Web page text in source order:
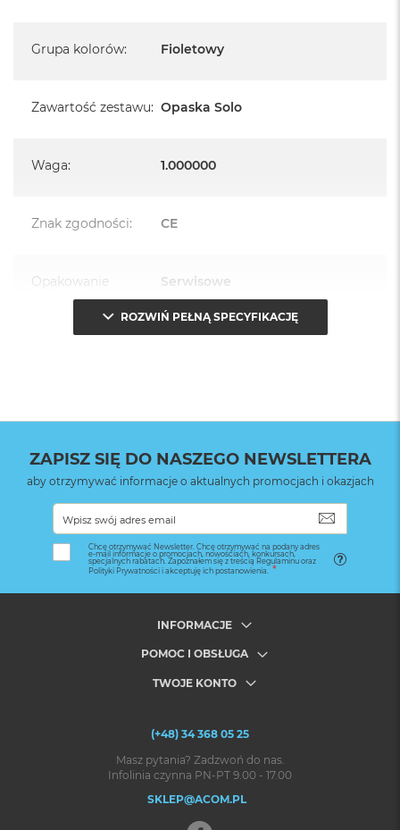
Grupa kolorów: Fioletowy
Zawartość zestawu: Opaska Solo
Waga: 1.000000
Znak zgodności: CE
Opakowanie
(pudełko):
Serwisowe
ROZWIŃ PEŁNĄ SPECYFIKACJĘ
ZAPISZ SIĘ DO NASZEGO NEWSLETTERA
aby otrzymywać informacje o aktualnych promocjach i okazjach
Chcę otrzymywać Newsletter. Chcę otrzymywać na podany adres
e-mail informacje o promocjach, nowościach, konkursach,
specjalnych rabatach. Zapoznałem się z treścią Regulaminu oraz
Polityki Prywatności i akceptuję ich postanowienia.
INFORMACJE
POMOC I OBSŁUGA
TWOJE KONTO
(+48) 34 368 05 25
Masz pytania? Zadzwoń do nas.
Infolinia czynna PN-PT 9.00 - 17.00
SKLEP@ACOM.PL